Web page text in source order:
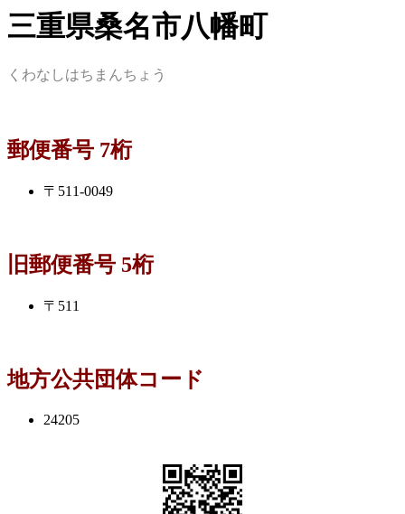
三重県桑名市八幡町
くわなしはちまんちょう
郵便番号 7桁
〒511-0049
旧郵便番号 5桁
〒511
地方公共団体コード
24205